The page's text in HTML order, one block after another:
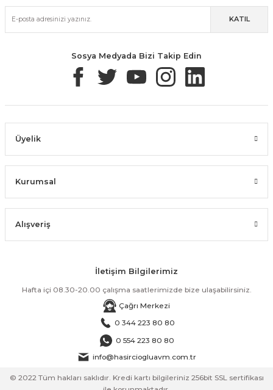
Güvenli Paketleme Taksit / Havale İle Alışveriş Kolay İade & Değişim
KATIL
Sosya Medyada Bizi Takip Edin
Üyelik
Kurumsal
Alışveriş
İletişim Bilgilerimiz
Hafta içi 08.30-20.00 çalışma saatlerimizde bize ulaşabilirsiniz.
Çağrı Merkezi
0 344 223 80 80
0 554 223 80 80
info@hasirciogluavm.com.tr
© 2022 Tüm hakları saklıdır. Kredi kartı bilgileriniz 256bit SSL sertifikası